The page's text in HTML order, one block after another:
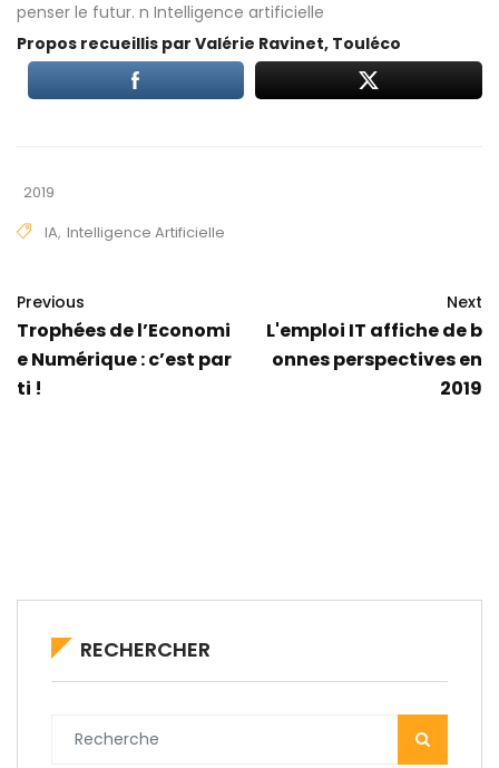
penser le futur. n Intelligence artificielle
Propos recueillis par Valérie Ravinet, Touléco
2019
IA, Intelligence Artificielle
Previous
Trophées de l’Economi
e Numérique : c’est par
ti !
Next
L'emploi IT affiche de b
onnes perspectives en
2019
RECHERCHER